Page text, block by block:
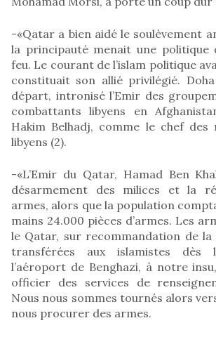
-«Qatar a bien aidé le soulèvement
la principauté menait une politique
feu. Le courant de l’islam politique
constituait son allié privilégié.
départ, intronisé l’Emir des
combattants libyens en
Hakim Belhadj, comme le chef des
libyens (2).
-«L’Emir du Qatar, Hamad Ben
désarmement des milices et la
armes, alors que la population
mains 24.000 pièces d’armes. Les
le Qatar, sur recommandation de
transférées aux islamistes dès
l’aéroport de Benghazi, à notre
officier des services de
Nous nous sommes tournés alors
nous procurer des armes.